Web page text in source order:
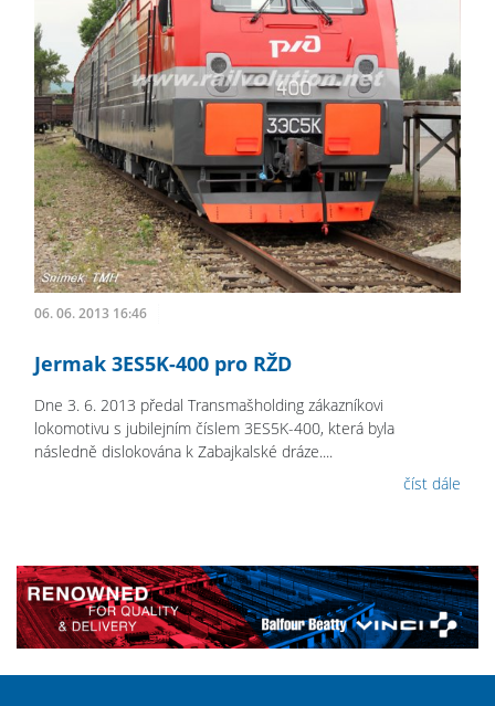
06. 06. 2013 16:46
Jermak 3ES5K-400 pro RŽD
Dne 3. 6. 2013 předal Transmašholding zákazníkovi
lokomotivu s jubilejním číslem 3ES5K-400, která byla
následně dislokována k Zabajkalské dráze....
číst dále